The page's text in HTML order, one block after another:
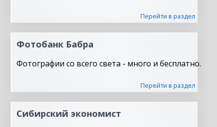
Перейти в раздел
Фотобанк Бабра
Фотографии со всего света - много и бесплатно.
Перейти в раздел
Сибирский экономист